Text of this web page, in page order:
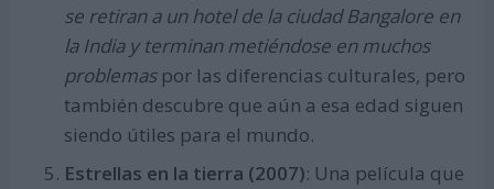
se retiran a un hotel de la ciudad Bangalore en
la India y terminan metiéndose en muchos
problemaspor las diferencias culturales, pero
también descubre que aún a esa edad siguen
siendo útiles para el mundo.
Estrellas en la tierra (2007): Una película que